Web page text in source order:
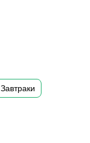
Завтраки